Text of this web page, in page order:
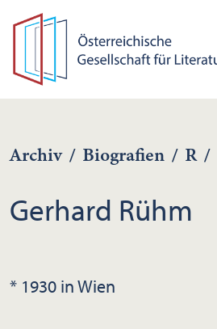
Archiv / Biografien / R /
Gerhard Rühm
* 1930 in Wien